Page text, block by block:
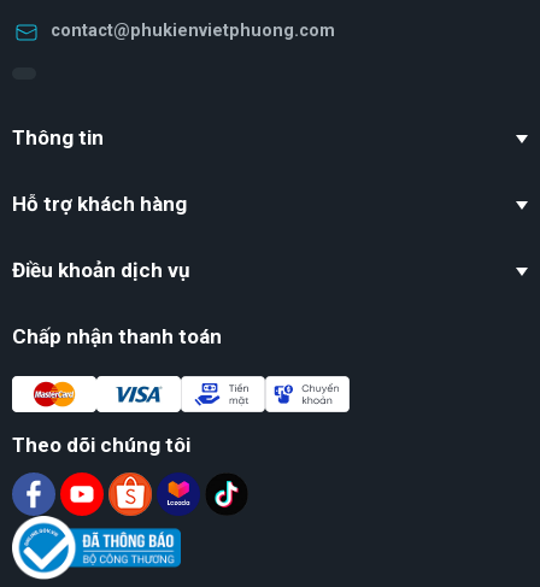
contact@phukienvietphuong.com
Thông tin
Hỗ trợ khách hàng
Điều khoản dịch vụ
Chấp nhận thanh toán
Theo dõi chúng tôi